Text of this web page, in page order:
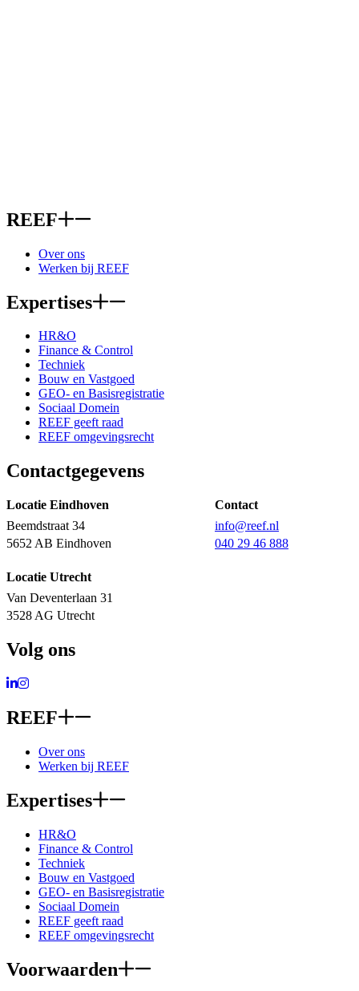
REEF
Over ons
Werken bij REEF
Expertises
HR&O
Finance & Control
Techniek
Bouw en Vastgoed
GEO- en Basisregistratie
Sociaal Domein
REEF geeft raad
REEF omgevingsrecht
Contactgegevens
Locatie Eindhoven
Contact
Beemdstraat 34
info@reef.nl
5652 AB Eindhoven
040 29 46 888
Locatie Utrecht
Van Deventerlaan 31
3528 AG Utrecht
Volg ons
Ga naar LinkedIn
Ga naar Instagram
REEF
Over ons
Werken bij REEF
Expertises
HR&O
Finance & Control
Techniek
Bouw en Vastgoed
GEO- en Basisregistratie
Sociaal Domein
REEF geeft raad
REEF omgevingsrecht
Voorwaarden